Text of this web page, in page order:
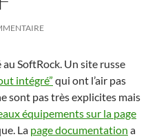
SoftRock. Un site russe
intégré” qui ont l’air pas
sont pas très explicites mais
équipements sur la page
La page documentation a